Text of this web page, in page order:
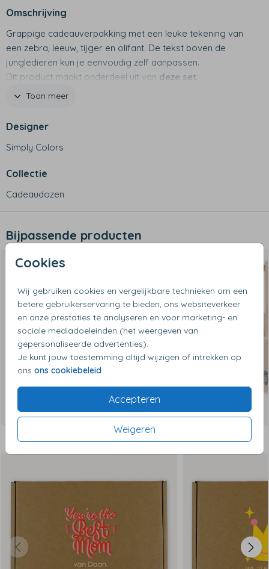
Cookies
Wij gebruiken cookies en vergelijkbare technieken om een
betere gebruikerservaring te bieden, ons websiteverkeer
en onze prestaties te analyseren en voor marketing- en
sociale mediadoeleinden (het weergeven van
gepersonaliseerde advertenties).
Je kunt jouw toestemming altijd wijzigen of intrekken op
ons ons cookiebeleid
Accepteren
Weigeren
Omschrijving
Grappige cadeauverpakking met een leuke tekening van
een zebra, leeuw, tijger en olifant. De tekst boven de
jungledieren kun je eenvoudig zelf aanpassen.
Dit product maakt onderdeel uit van deze set
• Luxe cadeaudoos van stevig karton
naar keuze
Productspecificaties
• Luxe cadeaudoos van stevig karton
naar keuze
• Dozen zijn beschikbaar in verschillende formaten, kies
het juiste formaat cadeaudoos op basis van het formaat
van het gekozen cadeau!
Toon meer
Designer
Simply Colors
Collectie
Cadeaudozen
Bijpassende producten
Dit vind je misschien ook leuk